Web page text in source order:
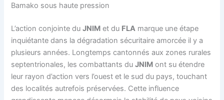
Bamako sous haute pression
L’action conjointe duJNIM et du FLA marque une étape
inquiétante dans la dégradation sécuritaire amorcée il y a
plusieurs années. Longtemps cantonnés aux zones rurales
septentrionales, les combattants duJNIM ont su étendre
leur rayon d’action vers l’ouest et le sud du pays, touchant
des localités autrefois préservées. Cette influence